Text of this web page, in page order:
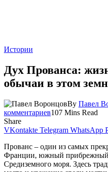
Истории
Дух Прованса:
обычаи в этом
By Павел
комментариев107 Mins Read
Share
VKontakte Telegram WhatsApp
Прованс – один из самых
Франции, южный прибрежный
Средиземного моря. Здесь